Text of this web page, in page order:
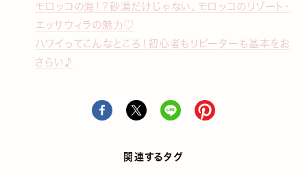
モロッコの海！？砂漠だけじゃない、モロッコのリゾート・
エッサウィラの魅力♡
ハワイってこんなところ！初心者もリピーターも基本をお
さらい♪
関連するタグ